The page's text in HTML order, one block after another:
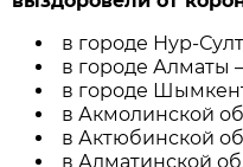
в городе Нур-
в городе Алматы
в городе
в Акмолинской
в Актюбинской
в Алматинской